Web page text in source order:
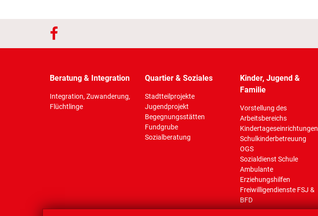
Beratung & Integration
Integration, Zuwanderung,
Flüchtlinge
Quartier & Soziales
Stadtteilprojekte
Jugendprojekt
Begegnungsstätten
Fundgrube
Sozialberatung
Kinder, Jugend &
Familie
Vorstellung des
Arbeitsbereichs
Kindertageseinrichtungen
Schulkinderbetreuung
OGS
Sozialdienst Schule
Ambulante
Erziehungshilfen
Freiwilligendienste FSJ &
BFD